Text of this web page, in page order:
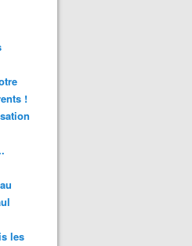
!
les